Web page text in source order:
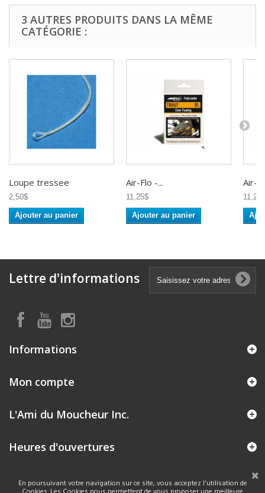
3 AUTRES PRODUITS DANS LA MÊME
CATÉGORIE :
Loupe tressee
2,50$
Ajouter au panier
Air-Flo -...
11,25$
Ajouter au panier
Air-
11,25$
Lettre d'informations
Informations
Mon compte
L'Ami du Moucheur Inc.
Heures d'ouvertures
En poursuivant votre navigation sur ce site, vous acceptez l'utilisation de